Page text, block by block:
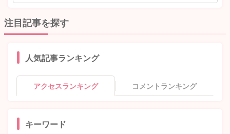
注目記事を探す
人気記事ランキング
アクセスランキング コメントランキング
キーワード